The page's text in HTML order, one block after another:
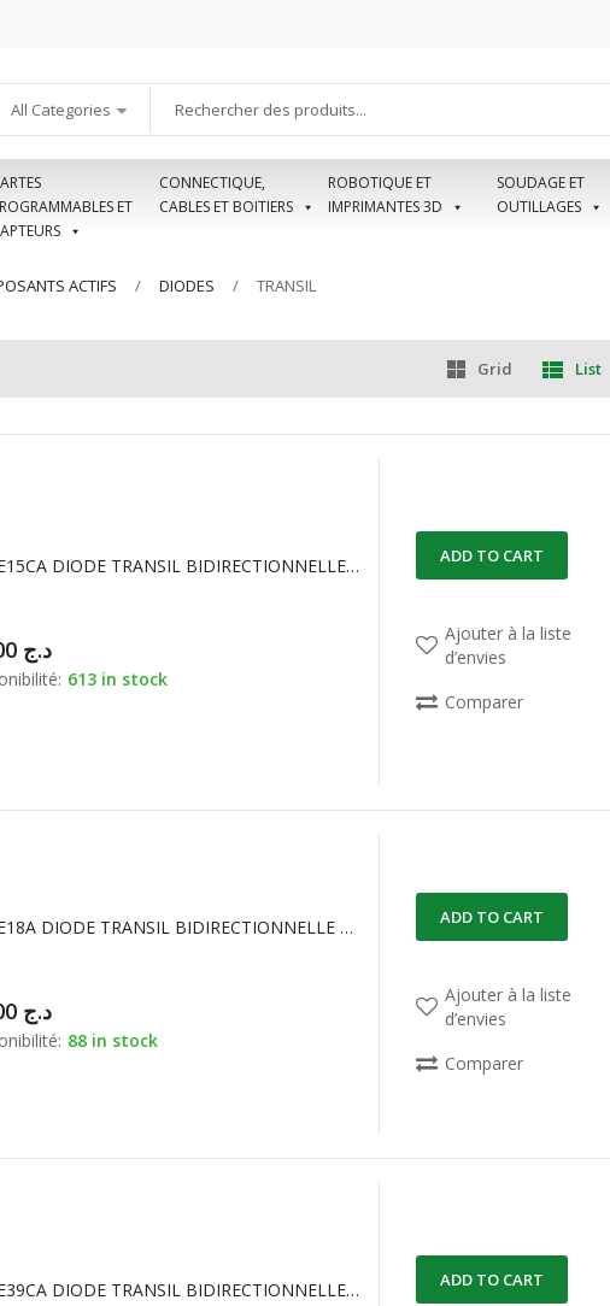
All Categories
ET
CONNECTIQUE,
CABLES ET BOITIERS
ROBOTIQUE ET
IMPRIMANTES 3D
SOUDAGE ET
OUTILLAGES
ACTIFS DIODES TRANSIL
Grid List
1.5KE15CA DIODE TRANSIL BIDIRECTIONNELLE 12.8 V, 21.2 V.
د.ج
613 in stock
ADD TO CART
Ajouter à la liste
d’envies
Comparer
1.5KE18A DIODE TRANSIL BIDIRECTIONNELLE 18V 1500W
د.ج
88 in stock
ADD TO CART
Ajouter à la liste
d’envies
Comparer
1.5KE39CA DIODE TRANSIL BIDIRECTIONNELLE 33.3 V, 53.9 V ADD TO CART